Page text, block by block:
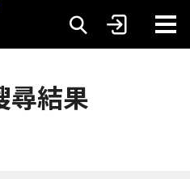
尋結果